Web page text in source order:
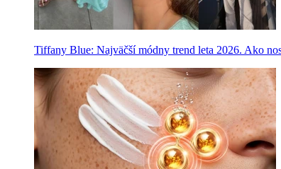
Tiffany Blue: Najväčší módny trend leta 2026. Ako